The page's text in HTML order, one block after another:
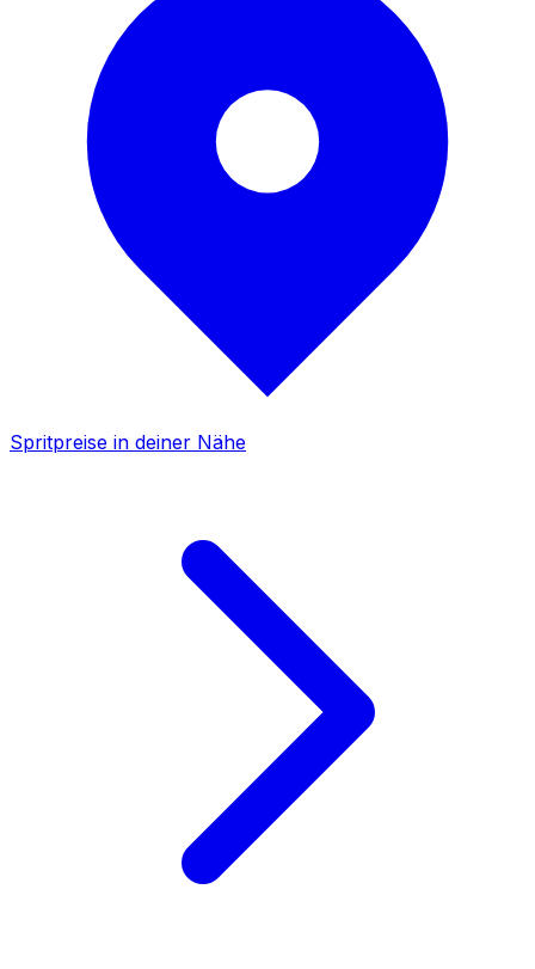
Spritpreise in deiner Nähe